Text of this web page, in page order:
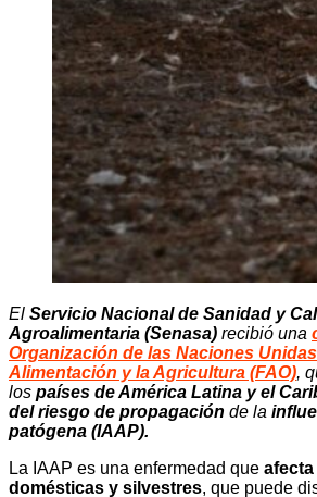
El Servicio Nacional de Sanidad y
Agroalimentaria (Senasa) recibió una
Organización de las Naciones
Alimentación y la Agricultura (FAO),
los países de América Latina y el
del riesgo de propagación de la
patógena (IAAP).
La IAAP es una enfermedad que afecta
domésticas y silvestres, que puede